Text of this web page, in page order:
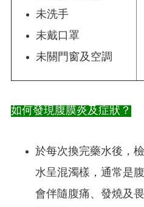
未洗手
未戴口罩
未關門窗及空調
如何發現腹膜炎及症狀？
於每次換完藥水後，
水呈混濁樣，通常是
會伴隨腹痛、發燒及